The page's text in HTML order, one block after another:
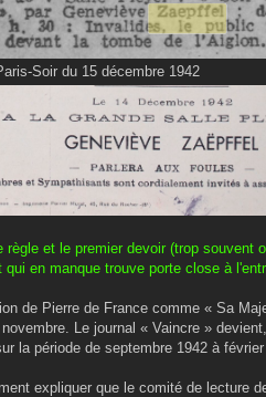
Soir du 15 décembre 1942
règle et le premier devoir (trop
qui en manque trouve porte close à
de Pierre de France comme « Sa
Le journal « Vaincre »
la période de septembre 1942 à février
expliquer que le comité de lecture